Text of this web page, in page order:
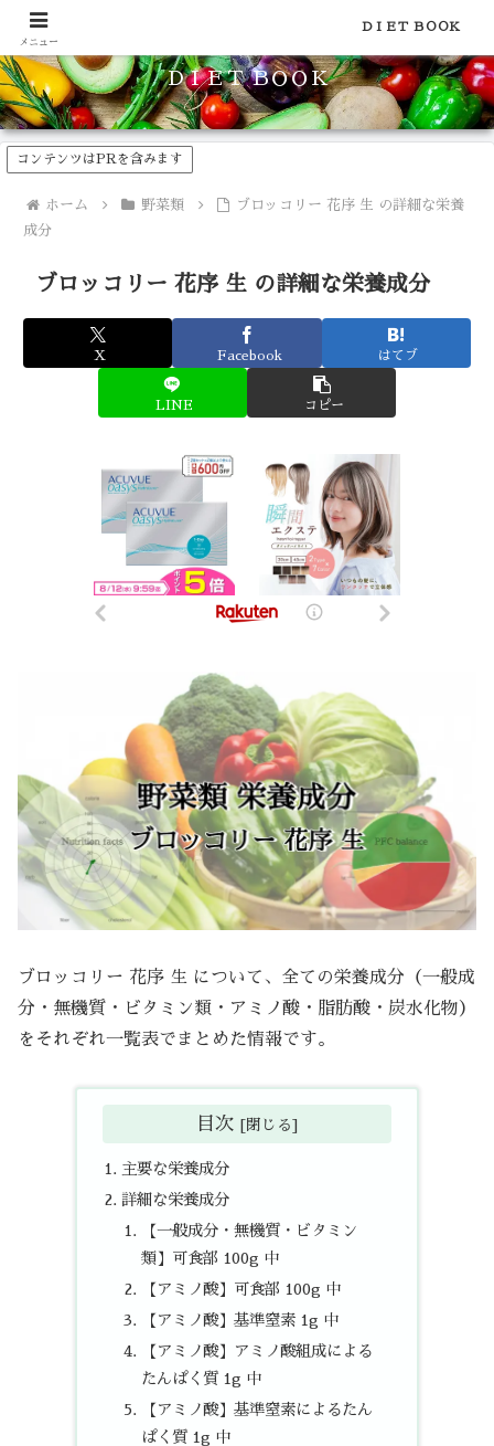
食品のカロリーや糖質などの栄養素がわかる！健康やダイエットに
ＤＩＥＴ ＢＯＯＫ
コンテンツはPRを含みます
ホーム 野菜類
ブロッコリー 花序 生 の詳細な栄養
成分
ブロッコリー 花序 生 の詳細な栄養成分
X Facebook はてブ
LINE コピー
ブロッコリー 花序 生 について、全ての栄養成分（一般成
分・無機質・ビタミン類・アミノ酸・脂肪酸・炭水化物）
をそれぞれ一覧表でまとめた情報です。
目次
主要な栄養成分
詳細な栄養成分
【一般成分・無機質・ビタミン
類】可食部 100g 中
【アミノ酸】可食部 100g 中
【アミノ酸】基準窒素 1g 中
【アミノ酸】アミノ酸組成による
たんぱく質 1g 中
【アミノ酸】基準窒素によるたん
ぱく質 1g 中
メニュー
ＤＩＥＴ ＢＯＯＫ